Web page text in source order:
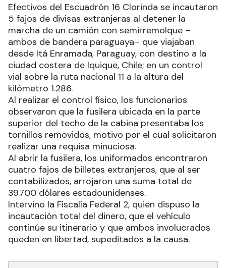
Efectivos del Escuadrón 16 Clorinda se incautaron
5 fajos de divisas extranjeras al detener la
marcha de un camión con semirremolque –
ambos de bandera paraguaya– que viajaban
desde Itá Enramada, Paraguay, con destino a la
ciudad costera de Iquique, Chile; en un control
vial sobre la ruta nacional 11 a la altura del
kilómetro 1.286.
Al realizar el control físico, los funcionarios
observaron que la fusilera ubicada en la parte
superior del techo de la cabina presentaba los
tornillos removidos, motivo por el cual solicitaron
realizar una requisa minuciosa.
Al abrir la fusilera, los uniformados encontraron
cuatro fajos de billetes extranjeros, que al ser
contabilizados, arrojaron una suma total de
39.700 dólares estadounidenses.
Intervino la Fiscalía Federal 2, quien dispuso la
incautación total del dinero, que el vehículo
continúe su itinerario y que ambos involucrados
queden en libertad, supeditados a la causa.